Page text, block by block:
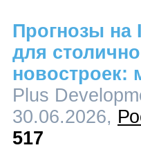
Прогнозы на
для
новостроек:
Plus
30.06.2026,
517